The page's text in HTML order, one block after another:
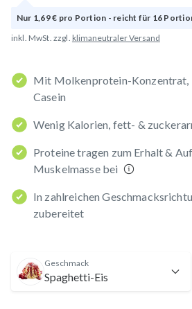
Nur 1,69 € pro Portion - reicht für 16
inkl. MwSt. zzgl. klimaneutraler Versand
Mit Molkenprotein-Konzentrat,
Casein
Wenig Kalorien, fett- &
Proteine tragen zum Erhalt &
Muskelmasse bei
In zahlreichen
zubereitet
Geschmack
Spaghetti-Eis